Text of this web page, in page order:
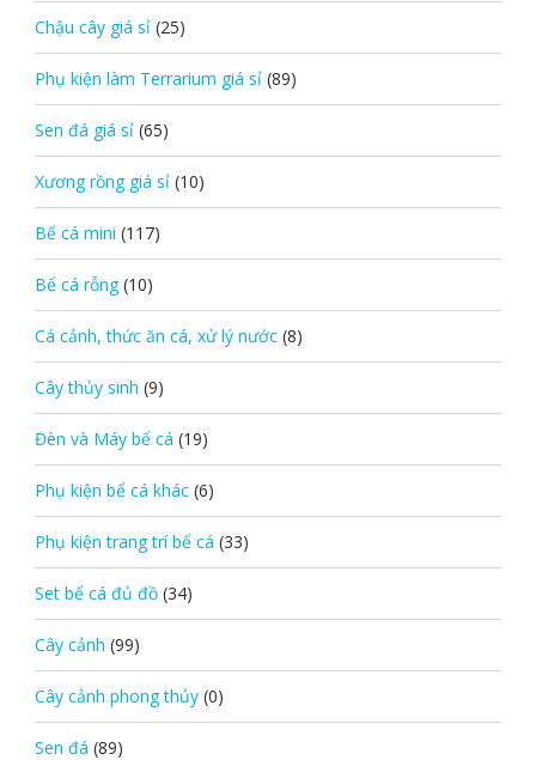
Chậu cây giá sỉ (25)
Phụ kiện làm Terrarium giá sỉ (89)
Sen đá giá sỉ (65)
Xương rồng giá sỉ (10)
Bể cá mini (117)
Bể cá rỗng (10)
Cá cảnh, thức ăn cá, xử lý nước (8)
Cây thủy sinh (9)
Đèn và Máy bể cá (19)
Phụ kiện bể cá khác (6)
Phụ kiện trang trí bể cá (33)
Set bể cá đủ đồ (34)
Cây cảnh (99)
Cây cảnh phong thủy (0)
Sen đá (89)